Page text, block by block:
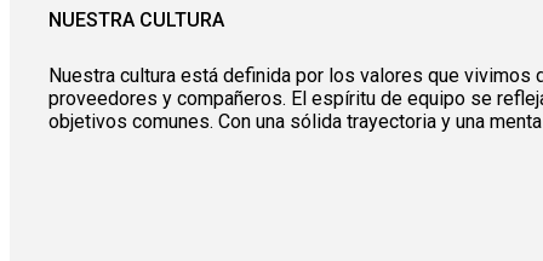
NUESTRA CULTURA
Nuestra cultura está definida por los valores que vivimos
proveedores y compañeros. El espíritu de equipo se
objetivos comunes. Con una sólida trayectoria y una